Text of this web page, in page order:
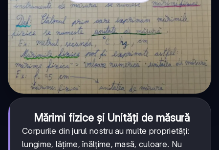
Mărimi fizice și Unități de măsură
Corpurile din jurul nostru au multe proprietăți:
lungime, lățime, înălțime, masă, culoare. Nu